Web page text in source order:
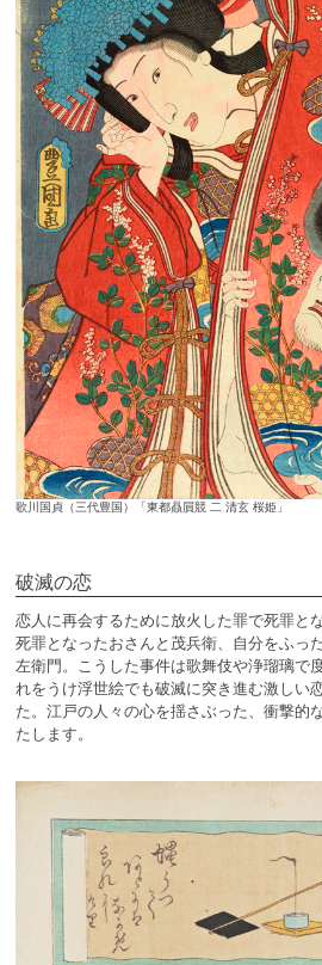
歌川国貞（三代豊国）「東都贔屓競 二 清玄 桜姫」
破滅の恋
恋人に再会するために放火した罪で死罪と
死罪となったおさんと茂兵衛、自分をふっ
左衛門。こうした事件は歌舞伎や浄瑠璃で
れをうけ浮世絵でも破滅に突き進む激しい
た。江戸の人々の心を揺さぶった、衝撃的
たします。